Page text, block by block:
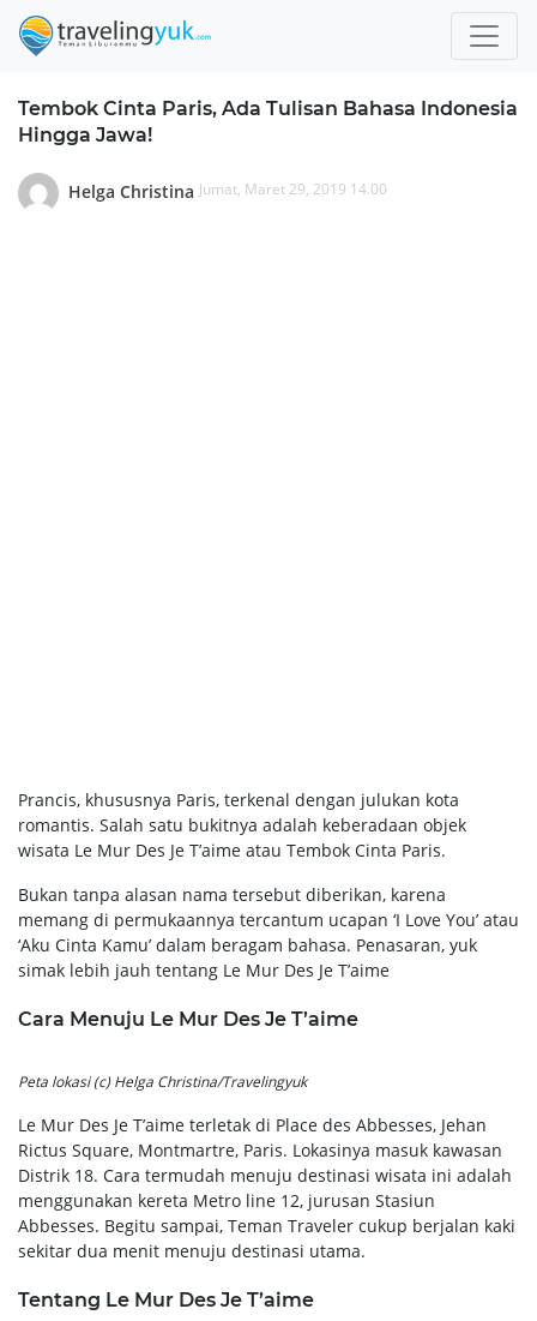
Tembok Cinta Paris, Ada Tulisan Bahasa Indonesia
Hingga Jawa!
Helga Christina Jumat, Maret 29, 2019 14.00
Prancis, khususnya Paris, terkenal dengan julukan kota
romantis. Salah satu bukitnya adalah keberadaan objek
wisata Le Mur Des Je T’aime atau Tembok Cinta Paris.
Bukan tanpa alasan nama tersebut diberikan, karena
memang di permukaannya tercantum ucapan ‘I Love You’ atau
‘Aku Cinta Kamu’ dalam beragam bahasa. Penasaran, yuk
simak lebih jauh tentang Le Mur Des Je T’aime
Cara Menuju Le Mur Des Je T’aime
Peta lokasi (c) Helga Christina/Travelingyuk
Le Mur Des Je T’aime terletak di Place des Abbesses, Jehan
Rictus Square, Montmartre, Paris. Lokasinya masuk kawasan
Distrik 18. Cara termudah menuju destinasi wisata ini adalah
menggunakan kereta Metro line 12, jurusan Stasiun
Abbesses. Begitu sampai, Teman Traveler cukup berjalan kaki
sekitar dua menit menuju destinasi utama.
Tentang Le Mur Des Je T’aime